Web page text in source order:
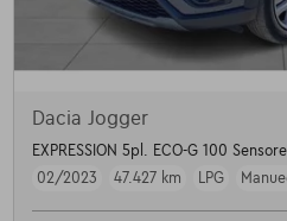
Dacia Jogger
EXPRESSION 5pl. ECO-G 100
02/2023
47.427 km LPG